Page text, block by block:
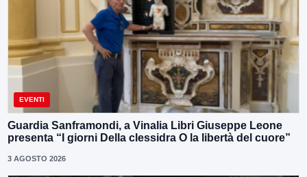
EVENTI
Guardia Sanframondi, a Vinalia Libri Giuseppe Leone
presenta “I giorni Della clessidra O la libertà del cuore”
3 AGOSTO 2026